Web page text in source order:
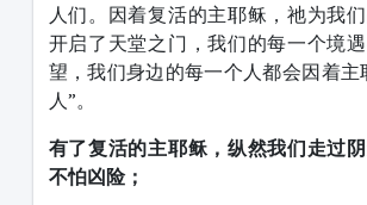
人们。因着复活的主耶稣，祂为我
开启了天堂之门，我们的每一个境
望，我们身边的每一个人都会因着主
人”。
有了复活的主耶稣，纵然我们走过
不怕凶险；